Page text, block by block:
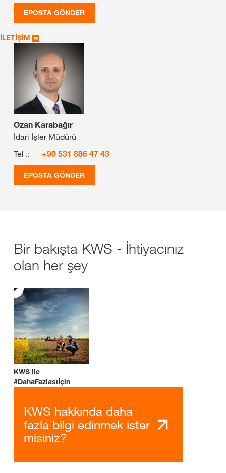
EPOSTA GÖNDER
İLETİŞİM
Ozan Karabağır
İdari İşler Müdürü
Tel .:
+90 531 886 47 43
EPOSTA GÖNDER
Bir bakışta KWS - İhtiyacınız
olan her şey
KWS ile
#DahaFazlasıİçin
KWS hakkında daha
fazla bilgi edinmek ister
misiniz?